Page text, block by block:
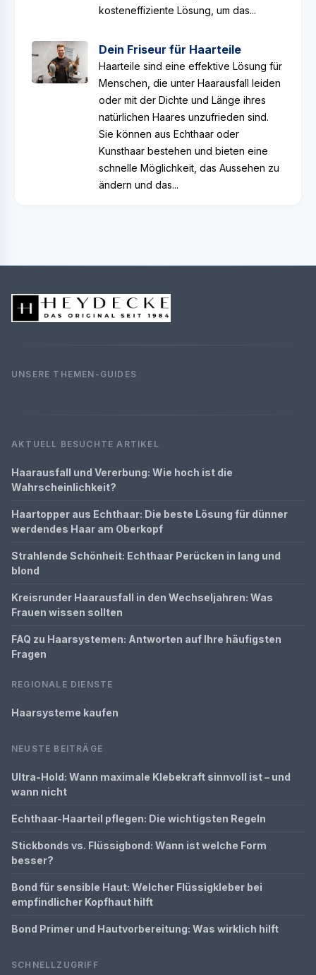
kosteneffiziente Lösung, um das...
Dein Friseur für Haarteile
Haarteile sind eine effektive Lösung für
Menschen, die unter Haarausfall leiden
oder mit der Dichte und Länge ihres
natürlichen Haares unzufrieden sind.
Sie können aus Echthaar oder
Kunsthaar bestehen und bieten eine
schnelle Möglichkeit, das Aussehen zu
ändern und das...
UNSERE THEMEN-GUIDES
AKTUELL BESUCHTE ARTIKEL
Haarausfall und Vererbung: Wie hoch ist die
Wahrscheinlichkeit?
Haartopper aus Echthaar: Die beste Lösung für dünner
werdendes Haar am Oberkopf
Strahlende Schönheit: Echthaar Perücken in lang und
blond
Kreisrunder Haarausfall in den Wechseljahren: Was
Frauen wissen sollten
FAQ zu Haarsystemen: Antworten auf Ihre häufigsten
Fragen
REGIONALE DIENSTE
Haarsysteme kaufen
NEUSTE BEITRÄGE
Ultra-Hold: Wann maximale Klebekraft sinnvoll ist – und
wann nicht
Echthaar-Haarteil pflegen: Die wichtigsten Regeln
Stickbonds vs. Flüssigbond: Wann ist welche Form
besser?
Bond für sensible Haut: Welcher Flüssigkleber bei
empfindlicher Kopfhaut hilft
Bond Primer und Hautvorbereitung: Was wirklich hilft
SCHNELLZUGRIFF